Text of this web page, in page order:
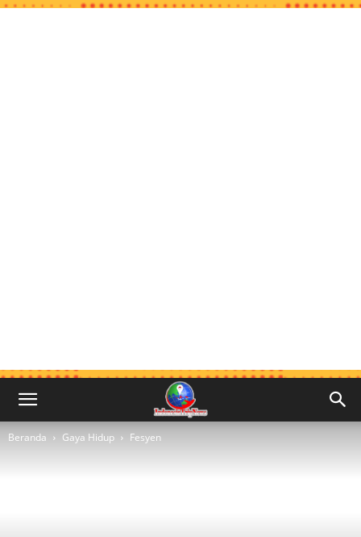
Beranda Gaya Hidup Fesyen